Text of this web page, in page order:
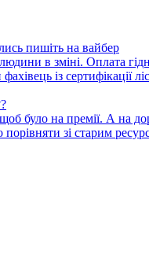
пишіть на вайбер
в зміні. Оплата
із сертифікації
було на премії. А на
зi старим